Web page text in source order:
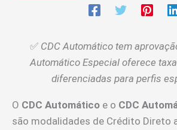
✅ CDC Automático tem
Automático Especial oferece
diferenciadas para perfis
O CDC Automático e o CDC
são modalidades de Crédito Direto